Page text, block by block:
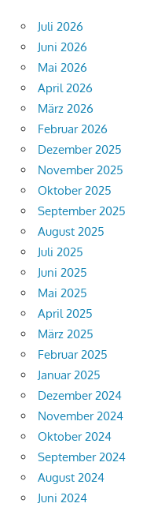
Juli 2026
Juni 2026
Mai 2026
April 2026
März 2026
Februar 2026
Dezember 2025
November 2025
Oktober 2025
September 2025
August 2025
Juli 2025
Juni 2025
Mai 2025
April 2025
März 2025
Februar 2025
Januar 2025
Dezember 2024
November 2024
Oktober 2024
September 2024
August 2024
Juni 2024